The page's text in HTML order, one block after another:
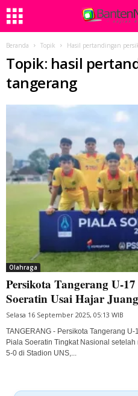
Beranda Topik Hasil pertandingan
Topik: hasil
tangerang
Olahraga
Persikota Tangerang U-
Soeratin Usai Hajar
Selasa 16 September 2025, 05:13 WIB
TANGERANG - Persikota Tangerang
Piala Soeratin Tingkat Nasional
5-0 di Stadion UNS,...